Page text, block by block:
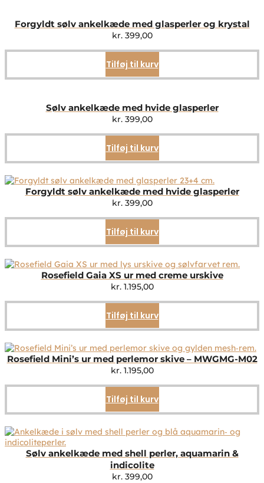
Forgyldt sølv ankelkæde med glasperler og krystal
kr.399,00
Tilføj til kurv
Sølv ankelkæde med hvide glasperler
kr.399,00
Tilføj til kurv
Forgyldt sølv ankelkæde med hvide glasperler
kr.399,00
Tilføj til kurv
Rosefield Gaia XS ur med creme urskive
kr.1.195,00
Tilføj til kurv
Rosefield Mini’s ur med perlemor skive – MWGMG-M02
kr.1.195,00
Tilføj til kurv
Sølv ankelkæde med shell perler, aquamarin &
indicolite
kr.399,00